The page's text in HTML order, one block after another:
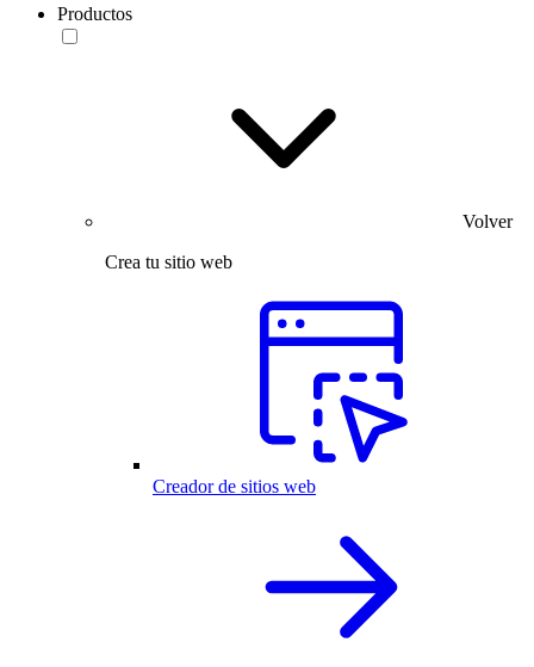
Productos
Volver
Crea tu sitio web
Creador de sitios web